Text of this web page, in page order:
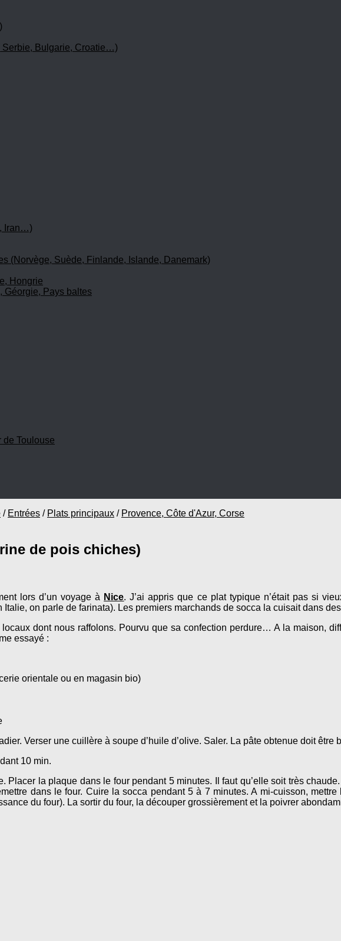
Serbie, Bulgarie, Croatie…)
Iran…)
(Norvège, Suède, Finlande, Islande, Danemark)
Hongrie
Géorgie, Pays baltes
de Toulouse
/ Entrées / Plats principaux / Provence, Côte d'Azur, Corse
de pois chiches)
lors d’un voyage à Nice.J’ai appris que ce plat typique n’était pas si
on parle de farinata). Les premiers marchands de socca la cuisait dans
dont nous raffolons. Pourvu que sa confection perdure… A la maison,
essayé :
orientale ou en magasin bio)
Verser une cuillère à soupe d’huile d’olive. Saler. La pâte obtenue doit
10 min.
Placer la plaque dans le four pendant 5 minutes. Il faut qu’elle soit très
dans le four. Cuire la socca pendant 5 à 7 minutes. A mi-cuisson,
du four). La sortir du four, la découper grossièrement et la poivrer